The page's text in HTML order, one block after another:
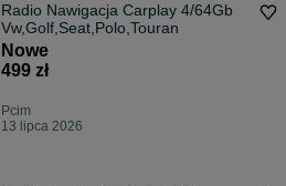
Radio Nawigacja Carplay 4/64Gb
Vw,Golf,Seat,Polo,Touran
Nowe
499 zł
Pcim
13 lipca 2026